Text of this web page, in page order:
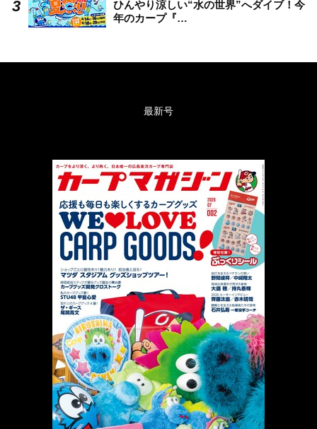
ひんやり涼しい“水の世界”へダイブ！今
年のカープ『…
最新号